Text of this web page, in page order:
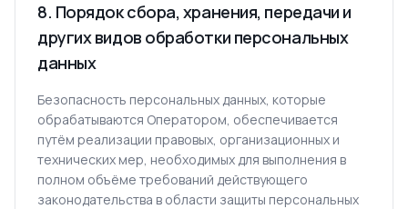
8. Порядок сбора, хранения, передачи и
других видов обработки персональных
данных
Безопасность персональных данных, которые
обрабатываются Оператором, обеспечивается
путём реализации правовых, организационных и
технических мер, необходимых для выполнения в
полном объёме требований действующего
законодательства в области защиты персональных